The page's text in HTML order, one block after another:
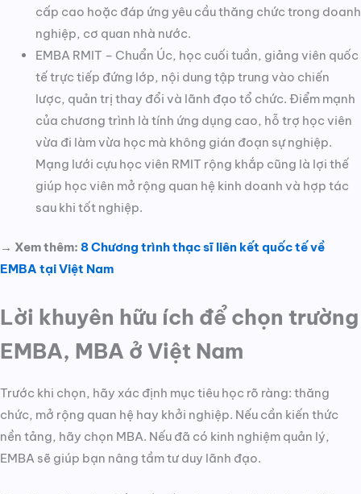
cấp cao hoặc đáp ứng yêu cầu thăng chức trong doanh
nghiệp, cơ quan nhà nước.
EMBA RMIT – Chuẩn Úc, học cuối tuần, giảng viên quốc
tế trực tiếp đứng lớp, nội dung tập trung vào chiến
lược, quản trị thay đổi và lãnh đạo tổ chức. Điểm mạnh
của chương trình là tính ứng dụng cao, hỗ trợ học viên
vừa đi làm vừa học mà không gián đoạn sự nghiệp.
Mạng lưới cựu học viên RMIT rộng khắp cũng là lợi thế
giúp học viên mở rộng quan hệ kinh doanh và hợp tác
sau khi tốt nghiệp.
→ Xem thêm: 8 Chương trình thạc sĩ liên kết quốc tế về
EMBA tại Việt Nam
Lời khuyên hữu ích để chọn trường
EMBA, MBA ở Việt Nam
Trước khi chọn, hãy xác định mục tiêu học rõ ràng: thăng
chức, mở rộng quan hệ hay khởi nghiệp. Nếu cần kiến thức
nền tảng, hãy chọn MBA. Nếu đã có kinh nghiệm quản lý,
EMBA sẽ giúp bạn nâng tầm tư duy lãnh đạo.